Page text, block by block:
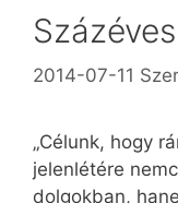
2014-07-11
„Célunk, hogy
jelenlétére
dolgokban,